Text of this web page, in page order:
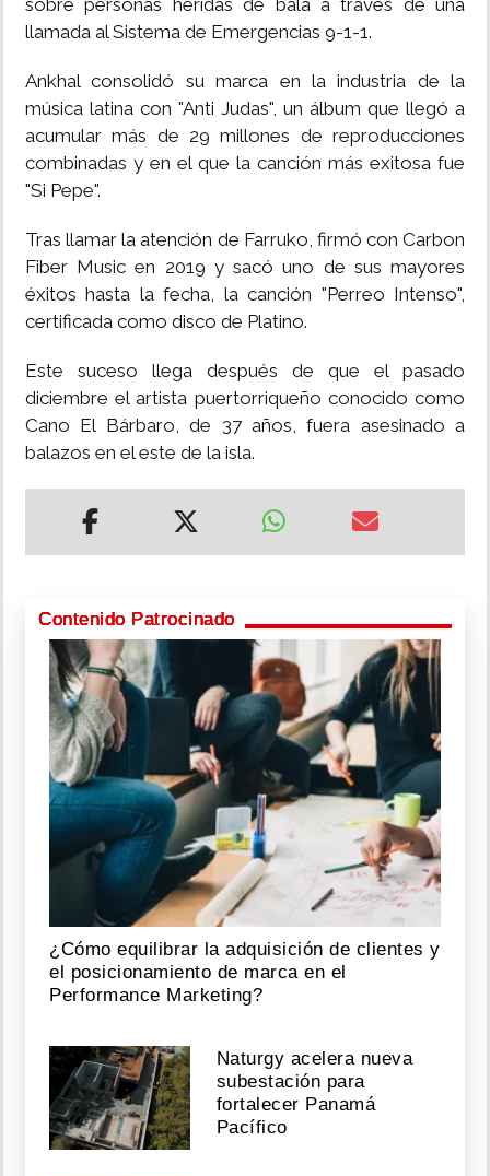
sobre personas heridas de bala a través de una
llamada al Sistema de Emergencias 9-1-1.
Ankhal consolidó su marca en la industria de la
música latina con "Anti Judas", un álbum que llegó a
acumular más de 29 millones de reproducciones
combinadas y en el que la canción más exitosa fue
"Si Pepe".
Tras llamar la atención de Farruko, firmó con Carbon
Fiber Music en 2019 y sacó uno de sus mayores
éxitos hasta la fecha, la canción "Perreo Intenso",
certificada como disco de Platino.
Este suceso llega después de que el pasado
diciembre el artista puertorriqueño conocido como
Cano El Bárbaro, de 37 años, fuera asesinado a
balazos en el este de la isla.
Contenido Patrocinado
¿Cómo equilibrar la adquisición de clientes y
el posicionamiento de marca en el
Performance Marketing?
Naturgy acelera nueva
subestación para
fortalecer Panamá
Pacífico